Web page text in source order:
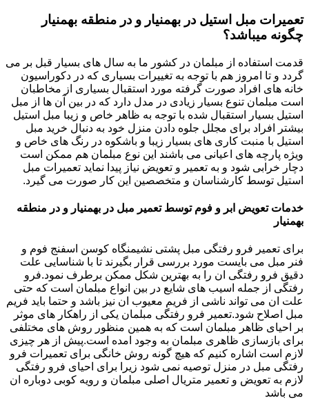
تعمیرات مبل استیل در بهمنیار و در منطقه بهمنیار
چگونه میباشد؟
قدمت استفاده از مبلمان در کشور ما به سال های بسیار قبل بر می
گردد و تا امروز هم با توجه به تغییرات بسیاری که در دکوراسیون
خانه های افراد صورت گرفته مورد استقبال بسیاری از مخاطبان
است مبلمان تنوع بسیار زیادی در مدل دارد که در بین آن ها از مبل
استیل بسیار استقبال شده با توجه به ظاهر خاص و زیبا مبل استیل
بیشتر افراد برای مجلل جلوه دادن منزل خود به دنبال خرید مبل
استیل با منبت کاری های بسیار زیبا و باشکوه در رنگ های خاص و
ویژه پارچه های اعیانی می باشند این نوع مبلمان هم ممکن است
دچار خرابی شود و به تعمیر و تعویض نیاز پیدا نماید تعمیرات مبل
استیل توسط کارشناسان و متخصصین این کار صورت می گیرد.
خدمات تعویض ابر و فوم توسط تعمیر مبل در بهمنیار و در منطقه
بهمنیار
برای تعمیر فرو رفتگی مبل پشتی نشیمنگاه کوسن اسفنج فوم و
فنر مبل می بایست مورد بررسی قرار بگیرند تا با شناسایی علت
دقیق فرو رفتگی ان را به بهترین شکل ممکن برطرف نمود.فرو
رفتگی از جمله اسیب های شایع در بین انواع مبلمان است که حتی
علت ان می تواند ناشی از فریم معیوب ان نیز باشد و حتما باید فریم
مبل اصلاح شود.تعمیر فرو رفتگی مبلمان یکی از راهکار های موثر
بر احیای ظاهر مبلمان است که به همین منظور روش های مختلفی
برای بازسازی ظاهری مبلمان به وجود امده است.پیش از هر چیزی
لازم است اشاره کنیم که هیچ گونه روش خانگی برای تعمیرات فرو
رفتگی مبل در منزل توصیه نمی شود زیرا برای احیای فرو رفتگی
لازم به تعویض و تعمیر متریال اصلی مبلمان و رویه کوبی دوباره ان
می باشد